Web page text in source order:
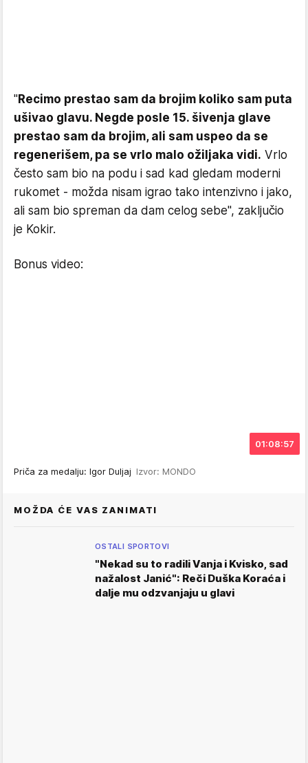
"Recimo prestao sam da brojim koliko sam puta
ušivao glavu. Negde posle 15. šivenja glave
prestao sam da brojim, ali sam uspeo da se
regenerišem, pa se vrlo malo ožiljaka vidi. Vrlo
često sam bio na podu i sad kad gledam moderni
rukomet - možda nisam igrao tako intenzivno i jako,
ali sam bio spreman da dam celog sebe", zaključio
je Kokir.
Bonus video:
01:08:57
Priča za medalju: Igor Duljaj Izvor: MONDO
MOŽDA ĆE VAS ZANIMATI
OSTALI SPORTOVI
"Nekad su to radili Vanja i Kvisko, sad
nažalost Janić": Reči Duška Koraća i
dalje mu odzvanjaju u glavi